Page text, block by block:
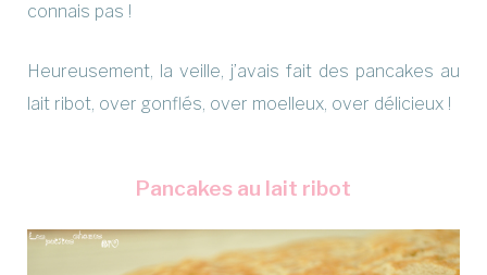
connais pas !
Heureusement, la veille, j’avais fait des pancakes au
lait ribot, over gonflés, over moelleux, over délicieux !
Pancakes au lait ribot